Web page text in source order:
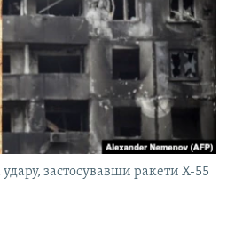
удару, застосувавши ракети Х-55